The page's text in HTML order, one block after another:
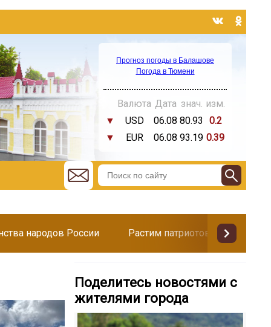
Прогноз погоды в Балашове
Погода в Тюмени
Валюта Дата знач. изм.
▼
USD 06.08 80.93
0.2
▼
EUR 06.08 93.19 0.39
народов России Растим патриотов
Поделитесь новостями с
жителями города